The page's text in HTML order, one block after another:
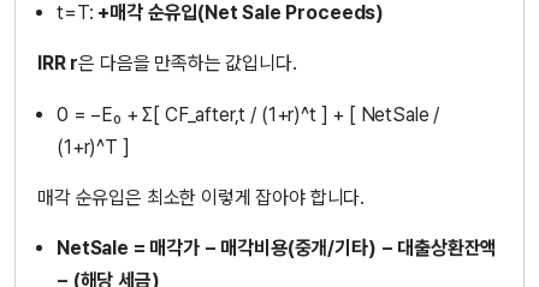
t=T: +매각 순유입(Net Sale Proceeds)
IRR r은 다음을 만족하는 값입니다.
0 = −E₀ + Σ[ CF_after,t / (1+r)^t ] + [ NetSale /
(1+r)^T ]
매각 순유입은 최소한 이렇게 잡아야 합니다.
NetSale = 매각가 − 매각비용(중개/기타) − 대출상환잔액
− (해당 세금)